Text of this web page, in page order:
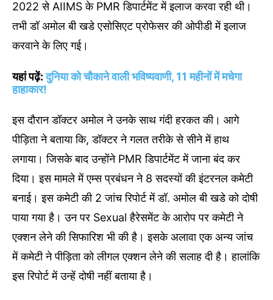
2022 से AIIMS के PMR डिपार्टमेंट में इलाज करवा रही थी।
तभी डॉ अमोल बी खडे एसोसिएट प्रोफेसर की ओपीडी में इलाज
करवाने के लिए गई।
यहां पढ़ें:दुनिया को चौकाने वाली भविष्यवाणी, 11 महीनों में मचेगा
हाहाकार!
इस दौरान डॉक्टर अमोल ने उनके साथ गंदी हरकत की। आगे
पीड़िता ने बताया कि, डॉक्टर ने गलत तरीके से सीने में हाथ
लगाया। जिसके बाद उन्होंने PMR डिपार्टमेंट में जाना बंद कर
दिया। इस मामले में एम्स प्रबंधन ने 8 सदस्यों की इंटरनल कमेटी
बनाई। इस कमेटी की 2 जांच रिपोर्ट में डॉ. अमोल बी खडे को दोषी
पाया गया है। उन पर Sexual हैरेसमेंट के आरोप पर कमेटी ने
एक्शन लेने की सिफारिश भी की है। इसके अलावा एक अन्य जांच
में कमेटी ने पीड़िता को लीगल एक्शन लेने की सलाह दी है। हालांकि
इस रिपोर्ट में उन्हें दोषी नहीं बताया है।